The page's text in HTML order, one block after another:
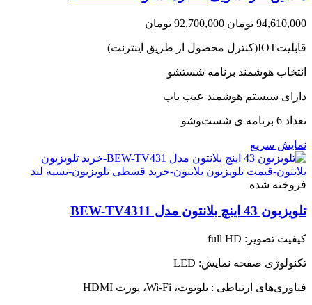
94,610,000 تومان قیمت
94,610,000 تومان
92,700,000 تومان
92,700,000 تومان.
قابلیتIOT(کنترل محصول از طریق اینترنت)
انتخاب هوشمند برنامه شستشو
دارای سیستم هوشمند عیب یاب
تعداد 6 برنامه ی شست‌وشو
نمایش سریع
فروخته شده
تلویزیون 43 اینچ بلانتون مدل BEW-TV4311
کیفیت تصویر: full HD
تکنولوژی صفحه نمایش: LED
فناوری‌های ارتباطی : بلوتوث، Wi-Fi، پورت HDMI